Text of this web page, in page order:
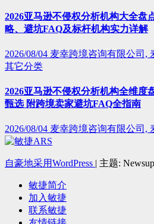
2026亚马逊不侵权分析机构大全盘
略、避坑FAQ及标杆机构实力详解
2026/08/04 麦幸跨境咨询有限公司,
其它分类
2026亚马逊不侵权分析机构全维度
甄选 附跨境卖家避坑FAQ全指南
2026/08/04 麦幸跨境咨询有限公司,
自豪地采用WordPress | 主题:
敏捷简介
加入敏捷
联系敏捷